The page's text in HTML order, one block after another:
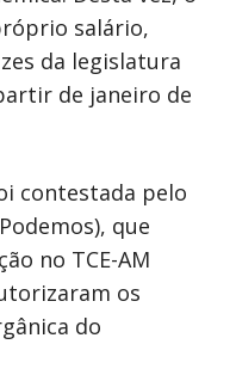
salário,
da legislatura
de janeiro de
contestada pelo
que
no TCE-AM
os
do